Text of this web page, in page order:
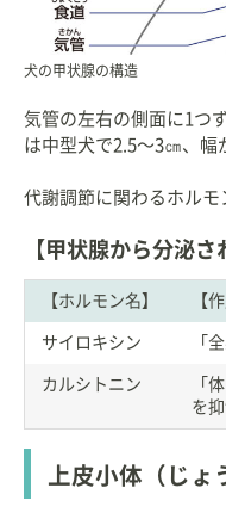
犬の甲状腺の構造
気管の左右の側面に1つ
は中型犬で2.5〜3㎝、幅
代謝調節に関わるホルモ
【甲状腺から分泌さ
【ホルモン名】 【
サイロキシン 「
カルシトニン
「
を
上皮小体（じょ